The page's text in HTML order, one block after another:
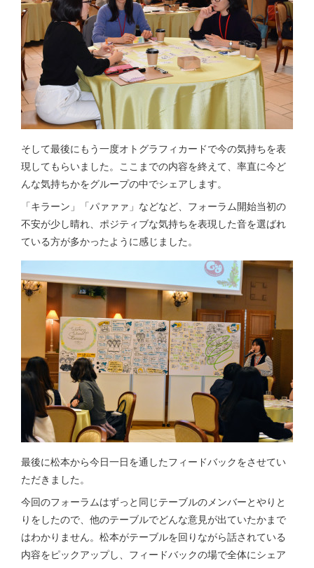
そして最後にもう一度オトグラフィカードで今の気持ちを表
現してもらいました。ここまでの内容を終えて、率直に今ど
んな気持ちかをグループの中でシェアします。
「キラーン」「パァァァ」などなど、フォーラム開始当初の
不安が少し晴れ、ポジティブな気持ちを表現した音を選ばれ
ている方が多かったように感じました。
最後に松本から今日一日を通したフィードバックをさせてい
ただきました。
今回のフォーラムはずっと同じテーブルのメンバーとやりと
りをしたので、他のテーブルでどんな意見が出ていたかまで
はわかりません。松本がテーブルを回りながら話されている
内容をピックアップし、フィードバックの場で全体にシェア